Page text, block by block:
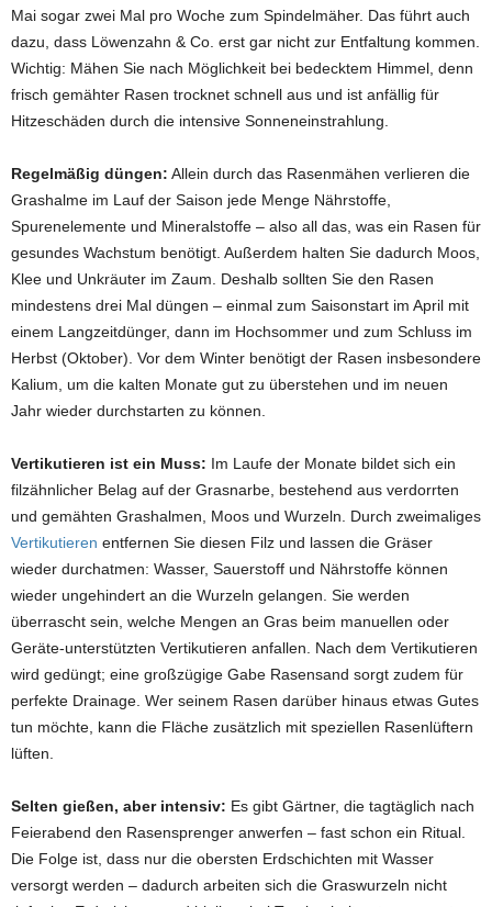
Mai sogar zwei Mal pro Woche zum Spindelmäher. Das führt auch
dazu, dass Löwenzahn & Co. erst gar nicht zur Entfaltung kommen.
Wichtig: Mähen Sie nach Möglichkeit bei bedecktem Himmel, denn
frisch gemähter Rasen trocknet schnell aus und ist anfällig für
Hitzeschäden durch die intensive Sonneneinstrahlung.
Regelmäßig düngen: Allein durch das Rasenmähen verlieren die
Grashalme im Lauf der Saison jede Menge Nährstoffe,
Spurenelemente und Mineralstoffe – also all das, was ein Rasen für
gesundes Wachstum benötigt. Außerdem halten Sie dadurch Moos,
Klee und Unkräuter im Zaum. Deshalb sollten Sie den Rasen
mindestens drei Mal düngen – einmal zum Saisonstart im April mit
einem Langzeitdünger, dann im Hochsommer und zum Schluss im
Herbst (Oktober). Vor dem Winter benötigt der Rasen insbesondere
Kalium, um die kalten Monate gut zu überstehen und im neuen
Jahr wieder durchstarten zu können.
Vertikutieren ist ein Muss: Im Laufe der Monate bildet sich ein
filzähnlicher Belag auf der Grasnarbe, bestehend aus verdorrten
und gemähten Grashalmen, Moos und Wurzeln. Durch zweimaliges
Vertikutieren entfernen Sie diesen Filz und lassen die Gräser
wieder durchatmen: Wasser, Sauerstoff und Nährstoffe können
wieder ungehindert an die Wurzeln gelangen. Sie werden
überrascht sein, welche Mengen an Gras beim manuellen oder
Geräte-unterstützten Vertikutieren anfallen. Nach dem Vertikutieren
wird gedüngt; eine großzügige Gabe Rasensand sorgt zudem für
perfekte Drainage. Wer seinem Rasen darüber hinaus etwas Gutes
tun möchte, kann die Fläche zusätzlich mit speziellen Rasenlüftern
lüften.
Selten gießen, aber intensiv: Es gibt Gärtner, die tagtäglich nach
Feierabend den Rasensprenger anwerfen – fast schon ein Ritual.
Die Folge ist, dass nur die obersten Erdschichten mit Wasser
versorgt werden – dadurch arbeiten sich die Graswurzeln nicht